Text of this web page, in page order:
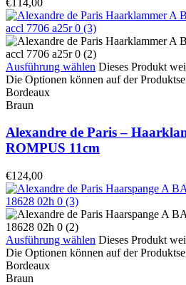
Ausführung wählen Dieses Produkt
Die Optionen können auf der
Bordeaux
Braun
Alexandre de Paris –
ROMPUS 11cm
€124,00
Ausführung wählen Dieses Produkt
Die Optionen können auf der
Bordeaux
Braun